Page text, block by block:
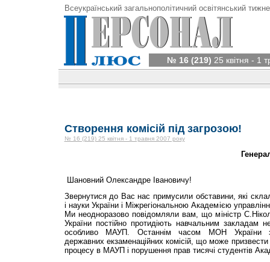
Всеукраїнський загальнополітичний освітянський
№ 16 (219) 25 квітня - 1
Створення комісій під загрозою!
№ 16 (219) 25 квітня - 1 травня 2007 року
Шановний Олександре Івановичу!
Звернутися до Вас нас примусили обставини, які
і науки України і Міжрегіональною Академією
Ми неодноразово повідомляли вам, що міністр
України постійно протидіють навчальним закладам
особливо МАУП. Останнім часом МОН України
державних екзаменаційних комісій, що може
процесу в МАУП і порушення прав тисячі студентів